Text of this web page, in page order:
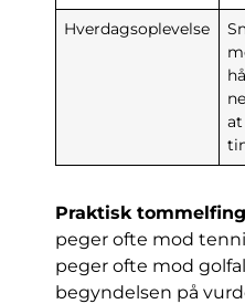
Hverdagsoplevelse
Praktisk
peger ofte mod
peger ofte mod
begyndelsen på